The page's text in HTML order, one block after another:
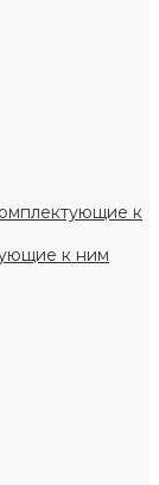
к
к ним